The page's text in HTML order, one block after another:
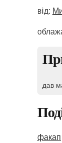
від:
дав
факап